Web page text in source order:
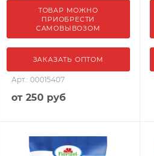
ТОВАР МОЖНО
ПРИОБРЕСТИ
САМОВЫВОЗОМ
ЗАКАЗАТЬ ОПТОМ
Арт.: 00015407
от 250 руб